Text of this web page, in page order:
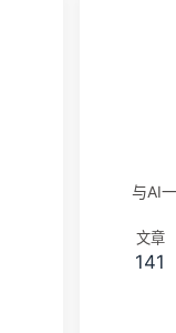
与AI
文章
141